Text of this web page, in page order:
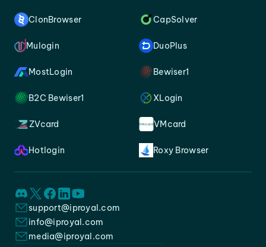
ClonBrowser CapSolver
Mulogin DuoPlus
MostLogin Bewiser1
B2C Bewiser1 XLogin
ZVcard VMcard
Hotlogin Roxy Browser
support@iproyal.com
info@iproyal.com
media@iproyal.com